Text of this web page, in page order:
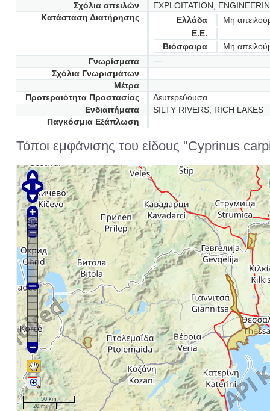
Σχόλια απειλών
EXPLOITATION,
Κατάσταση Διατήρησης
Ελλάδα
Μη
Ε.Ε.
Βιόσφαιρα
Μη
Γνωρίσματα
Σχόλια Γνωρισμάτων
Μέτρα
Προτεραιότητα Προστασίας
Δευτερεύουσα
Ενδιαιτήματα
SILTY RIVERS, RICH LAKES
Παγκόσμια Εξάπλωση
Τόποι εμφάνισης του είδους "Cyprinus
50 km
20 mi